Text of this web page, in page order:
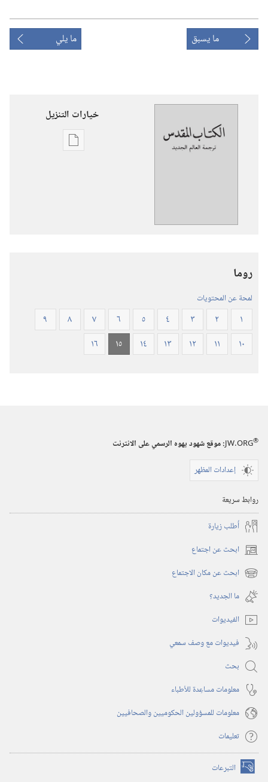
ما يسبق ما يلي
خيارات التنزيل
خيارات
٢٠١٩)‏
روما
لمحة عن المحتويات
١ ٢ ٣ ٤ ٥ ٦ ٧ ٨
٩
١٠
١١ ١٢ ١٣ ١٤ ١٥ ١٦
JW.ORG®
:‏ موقع شهود يهوه الرسمي على الانترنت
إعدادات المظهر
روابط سريعة
أُطلب زيارة
ابحث عن اجتماع (يفتح
نافذة ابحث عن مكان الاجتماع (يفتح
نافذة
جديدة)
ما الجديد؟‏
الفيديوات
فيديوات مع وصف سمعي
بحث
معلومات مساعِدة للأطباء
معلومات للمسؤولين الحكوميين والصحافيين
تعليمات
التبرعات (يفتح